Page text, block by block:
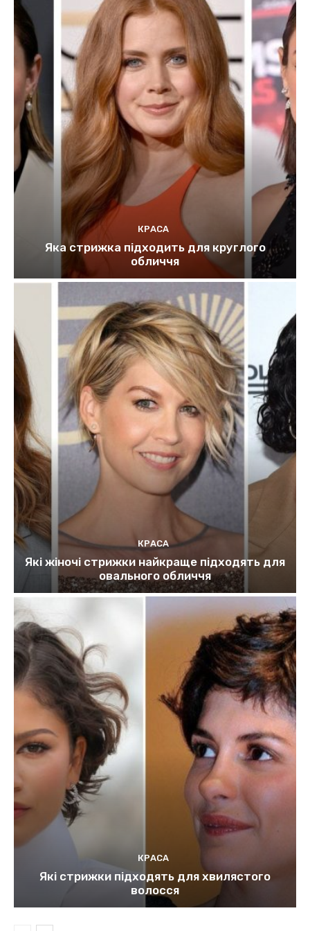
КРАСА
Яка стрижка підходить для круглого
обличчя
КРАСА
Які жіночі стрижки найкраще підходять для
овального обличчя
КРАСА
Які стрижки підходять для хвилястого
волосся